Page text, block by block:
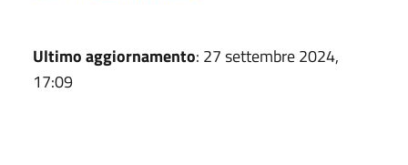
Ultimo aggiornamento: 27 settembre 2024,
17:09